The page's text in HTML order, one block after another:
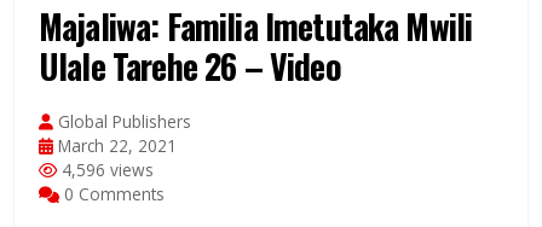
Majaliwa: Familia Imetutaka Mwili
Ulale Tarehe 26 – Video
Global Publishers
March 22, 2021
4,596 views
0 Comments